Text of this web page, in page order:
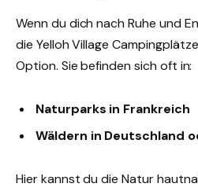
Wenn du dich nach Ruhe und
die Yelloh Village
Option. Sie befinden sich oft in:
Naturparks in Frankreich
Wäldern in Deutschland
Hier kannst du die Natur